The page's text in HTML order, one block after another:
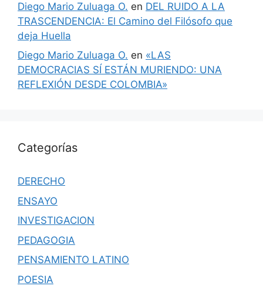
Diego Mario Zuluaga O. en DEL RUIDO A LA
TRASCENDENCIA: El Camino del Filósofo que
deja Huella
Diego Mario Zuluaga O. en «LAS
DEMOCRACIAS SÍ ESTÁN MURIENDO: UNA
REFLEXIÓN DESDE COLOMBIA»
Categorías
DERECHO
ENSAYO
INVESTIGACION
PEDAGOGIA
PENSAMIENTO LATINO
POESIA